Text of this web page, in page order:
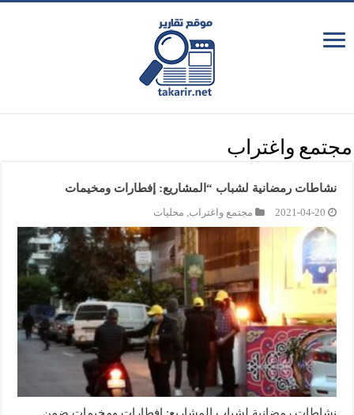
مجتمع واغتراب
نشاطات رمضانية لشباب “المشاريع: إفطارات ومخيمات
2021-04-20 مجتمع واغتراب, محليات
نشاطات رمضانية لشباب المشاريع: إفطارات ومخيمات ضمن